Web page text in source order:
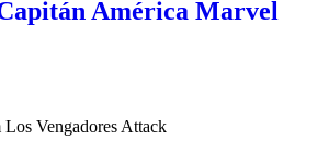
América Marvel